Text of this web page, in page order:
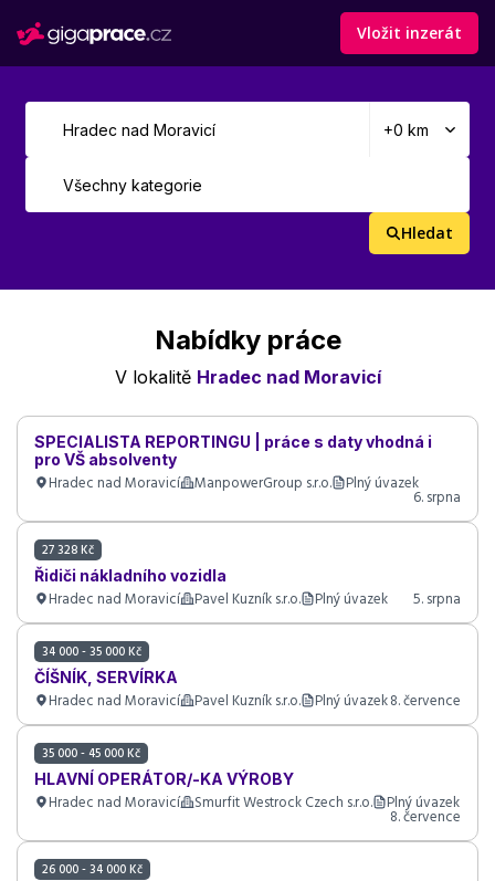
Vložit inzerát
Hledat
Nabídky práce
V lokalitě Hradec nad Moravicí
SPECIALISTA REPORTINGU | práce s daty vhodná i
pro VŠ absolventy
Hradec nad Moravicí ManpowerGroup s.r.o. Plný úvazek
6. srpna
27 328 Kč
Řidiči nákladního vozidla
Hradec nad Moravicí Pavel Kuzník s.r.o. Plný úvazek 5. srpna
34 000 - 35 000 Kč
ČÍŠNÍK, SERVÍRKA
Hradec nad Moravicí Pavel Kuzník s.r.o. Plný úvazek8. července
35 000 - 45 000 Kč
HLAVNÍ OPERÁTOR/-KA VÝROBY
Hradec nad Moravicí Smurfit Westrock Czech s.r.o. Plný úvazek
8. července
26 000 - 34 000 Kč